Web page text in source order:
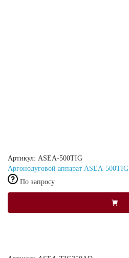
Артикул: ASEA-500TIG
Аргонодуговой аппарат ASEA-500TIG
По запросу